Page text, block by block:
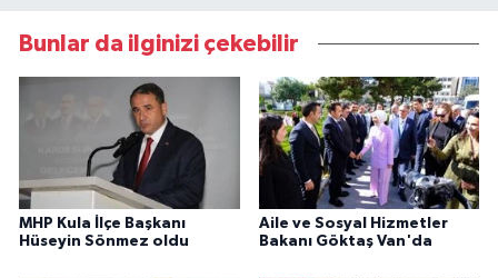
Bunlar da ilginizi çekebilir
MHP Kula İlçe Başkanı
Hüseyin Sönmez oldu
Aile ve Sosyal Hizmetler
Bakanı Göktaş Van'da